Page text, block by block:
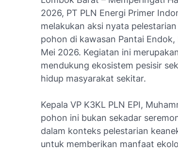
2026, PT PLN Energi Primer
melakukan aksi nyata
pohon di kawasan Pantai
Mei 2026. Kegiatan ini
mendukung ekosistem pesisir
hidup masyarakat sekitar.
Kepala VP K3KL PLN EPI,
pohon ini bukan sekadar
dalam konteks pelestarian
untuk memberikan manfaat